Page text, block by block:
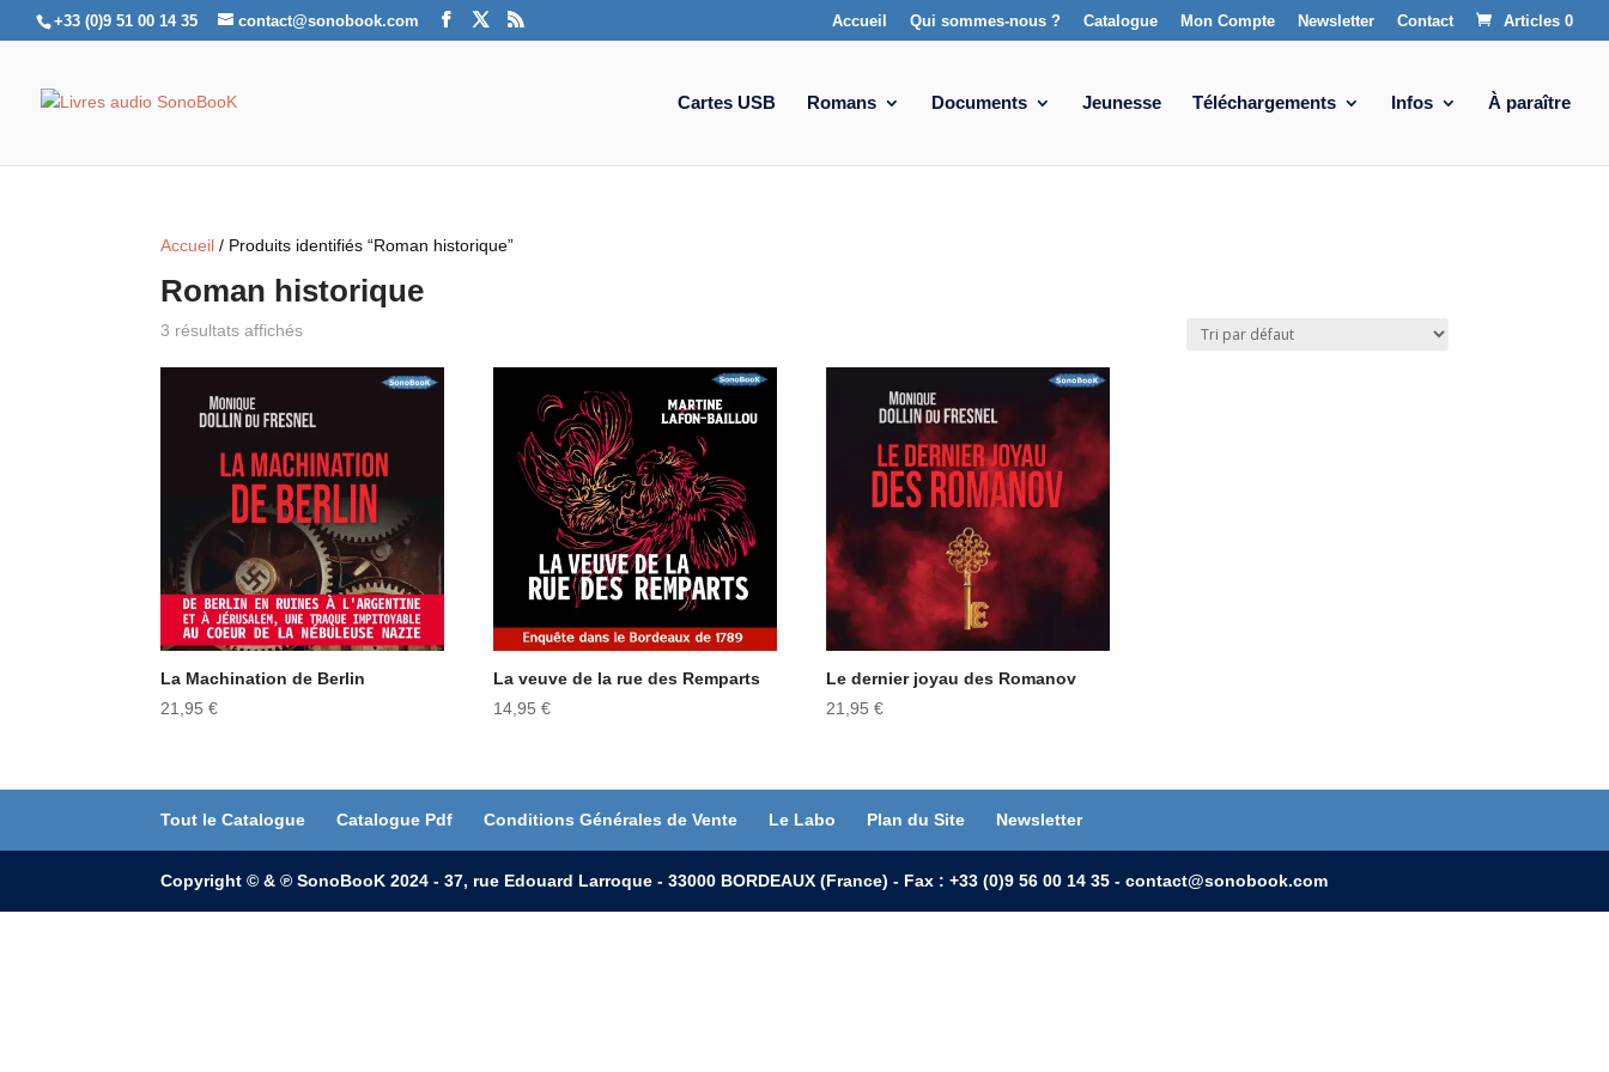
+33 (0)9 51 00 14 35 contact@sonobook.com Accueil Qui sommes-nous ? Catalogue Mon Compte Newsletter Contact Articles 0
Cartes USB Romans Documents Jeunesse Téléchargements Infos À paraître
Accueil / Produits identifiés “Roman historique”
Roman historique
3 résultats affichés
La Machination de Berlin
21,95€
La veuve de la rue des Remparts
14,95€
Le dernier joyau des Romanov
21,95€
Tout le Catalogue Catalogue Pdf Conditions Générales de Vente Le Labo Plan du Site Newsletter
Copyright © & ℗ SonoBooK 2024 - 37, rue Edouard Larroque - 33000 BORDEAUX (France) - Fax : +33 (0)9 56 00 14 35 - contact@sonobook.com